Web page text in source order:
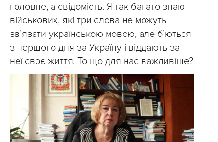
головне, а свідомість. Я так багато знаю
військових, які три слова не можуть
зв’язати українською мовою, але б’ються
з першого дня за Україну і віддають за
неї своє життя. То що для нас важливіше?